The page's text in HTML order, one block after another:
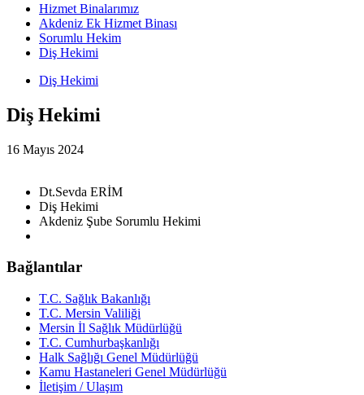
Hizmet Binalarımız
Akdeniz Ek Hizmet Binası
Sorumlu Hekim
Diş Hekimi
Diş Hekimi
Diş Hekimi
16 Mayıs 2024
Dt.Sevda ERİM
Diş Hekimi
Akdeniz Şube Sorumlu Hekimi
Bağlantılar
T.C. Sağlık Bakanlığı
T.C. Mersin Valiliği
Mersin İl Sağlık Müdürlüğü
T.C. Cumhurbaşkanlığı
Halk Sağlığı Genel Müdürlüğü
Kamu Hastaneleri Genel Müdürlüğü
İletişim / Ulaşım